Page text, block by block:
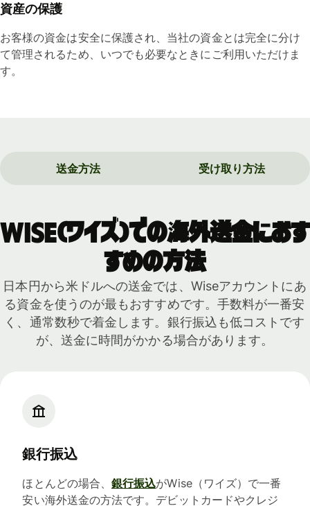
資産の保護
お客様の資金は安全に保護され、当社の資金とは完全に分け
て管理されるため、いつでも必要なときにご利用いただけま
す。
送金方法 受け取り方法
Wise（ワイズ）での海外送金におす
すめの方法
日本円から米ドルへの送金では、Wiseアカウントにあ
る資金を使うのが最もおすすめです。手数料が一番安
く、通常数秒で着金します。銀行振込も低コストです
が、送金に時間がかかる場合があります。
銀行振込
ほとんどの場合、銀行振込がWise（ワイズ）で一番
安い海外送金の方法です。デビットカードやクレジ